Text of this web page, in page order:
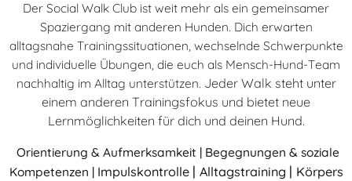
Der Social Walk Club ist weit mehr als ein gemeinsamer
Spaziergang mit anderen Hunden. Dich erwarten
alltagsnahe Trainingssituationen, wechselnde Schwerpunkte
und individuelle Übungen, die euch als Mensch-Hund-Team
nachhaltig im Alltag unterstützen. Jeder Walk steht unter
einem anderen Trainingsfokus und bietet neue
Lernmöglichkeiten für dich und deinen Hund.
Orientierung & Aufmerksamkeit | Begegnungen & soziale
Kompetenzen | Impulskontrolle | Alltagstraining | Körpers